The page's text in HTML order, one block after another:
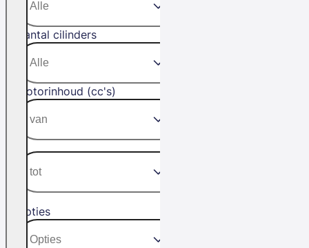
Aantal cilinders
Motorinhoud (cc's)
Opties